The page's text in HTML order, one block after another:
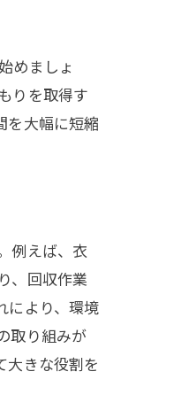
めましょ
りを取得す
を大幅に短縮
例えば、衣
、回収作業
により、環境
取り組みが
大きな役割を